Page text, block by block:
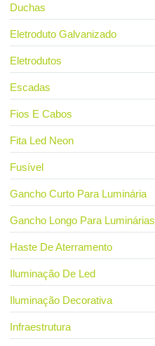
Duchas
Eletroduto Galvanizado
Eletrodutos
Escadas
Fios E Cabos
Fita Led Neon
Fusível
Gancho Curto Para Luminária
Gancho Longo Para Luminárias
Haste De Aterramento
Iluminação De Led
Iluminação Decorativa
Infraestrutura